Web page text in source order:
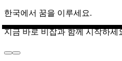
한국에서 꿈을 이루세요.
지금 바로 비잡과 함께 시작하세